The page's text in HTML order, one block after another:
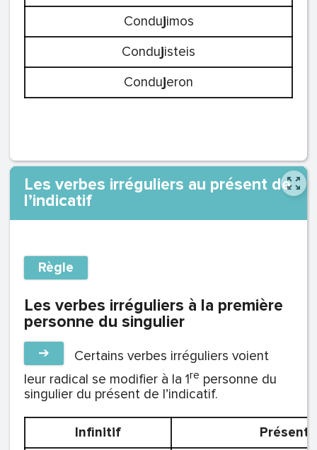
Condujimos
Condujisteis
Condujeron
Les verbes irréguliers au présent de
l’indicatif
Règle
Les verbes irréguliers à la première
personne du singulier
➔
Certains verbes irréguliers voient
leur radical se modifier à la 1re personne du
singulier du présent de l’indicatif.
Infinitif
Présent